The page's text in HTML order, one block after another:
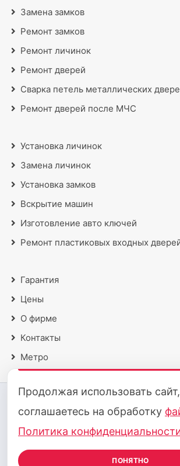
Замена замков
Ремонт замков
Ремонт личинок
Ремонт дверей
Сварка петель металлических
Ремонт дверей после МЧС
Установка личинок
Замена личинок
Установка замков
Вскрытие машин
Изготовление авто ключей
Ремонт пластиковых входных
Гарантия
Цены
О фирме
Контакты
Метро
2018 - 2026 © Все права
Политика конфиденциальности·
Принимаем к оплате:
Продолжая использовать
соглашаетесь на обработку
Политика
ПОНЯТНО